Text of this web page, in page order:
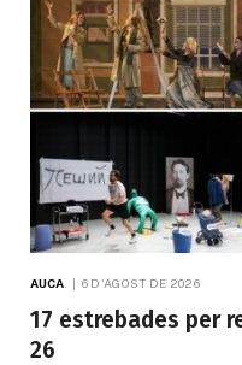
AUCA 6 D'AGOST DE 2026
17 estrebades per
26